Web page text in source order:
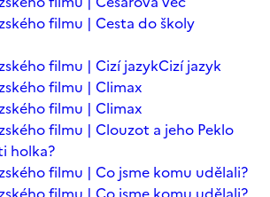
filmu | Cesta do školy
filmu | Cizí jazykCizí jazyk
filmu | Climax
filmu | Climax
filmu | Clouzot a jeho Peklo
holka?
filmu | Co jsme komu udělali?